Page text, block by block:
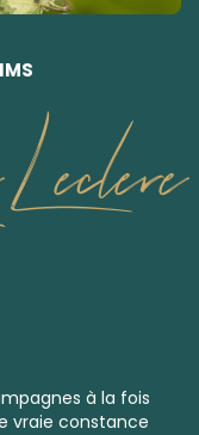
à la fois
vraie constance